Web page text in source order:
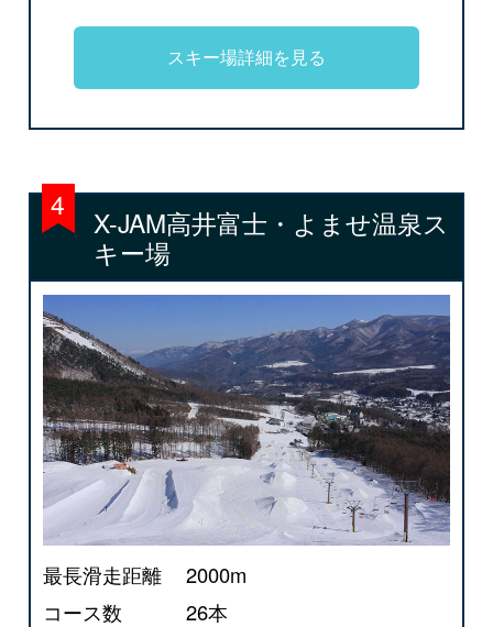
スキー場詳細を見る
X-JAM高井富士・よませ温泉ス
キー場
最長滑走距離
2000m
コース数
26本